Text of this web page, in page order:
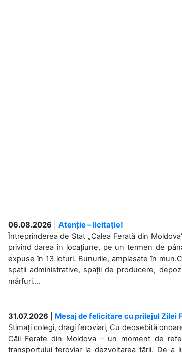
06.08.2026
Atenție – licitație!
Întreprinderea de Stat „Calea Ferată din
privind darea în locațiune, pe un termen de
expuse în 13 loturi. Bunurile, amplasate în
spații administrative, spații de producere,
mărfuri....
31.07.2026
Mesaj de felicitare cu prilejul Zilei
Stimați colegi, dragi feroviari, Cu deosebită
Căii Ferate din Moldova – un moment de
transportului feroviar la dezvoltarea țării. De-